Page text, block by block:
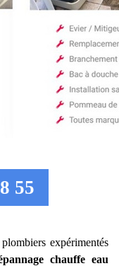
55
expérimentés
chauffe eau